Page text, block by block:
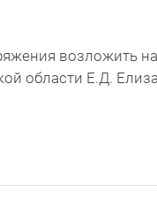
возложить
области Е.Д.